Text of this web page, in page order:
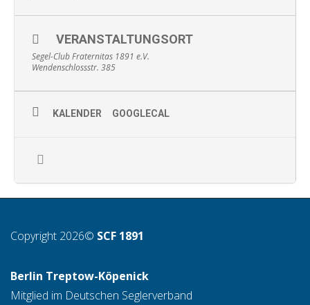
VERANSTALTUNGSORT
Segel-Club Fraternitas 1891 e.V.
Wendenschlossstr. 385
KALENDER GOOGLECAL
Copyright 2026© SCF 1891
Berlin Treptow-Köpenick
Mitglied im Deutschen Seglerverband